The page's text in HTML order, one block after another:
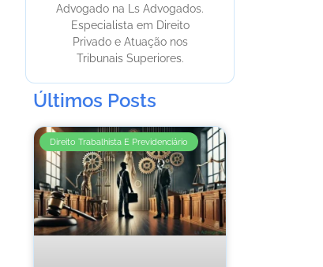
Advogado na Ls Advogados.
Especialista em Direito
Privado e Atuação nos
Tribunais Superiores.
Últimos Posts
Direito Trabalhista E Previdenciário